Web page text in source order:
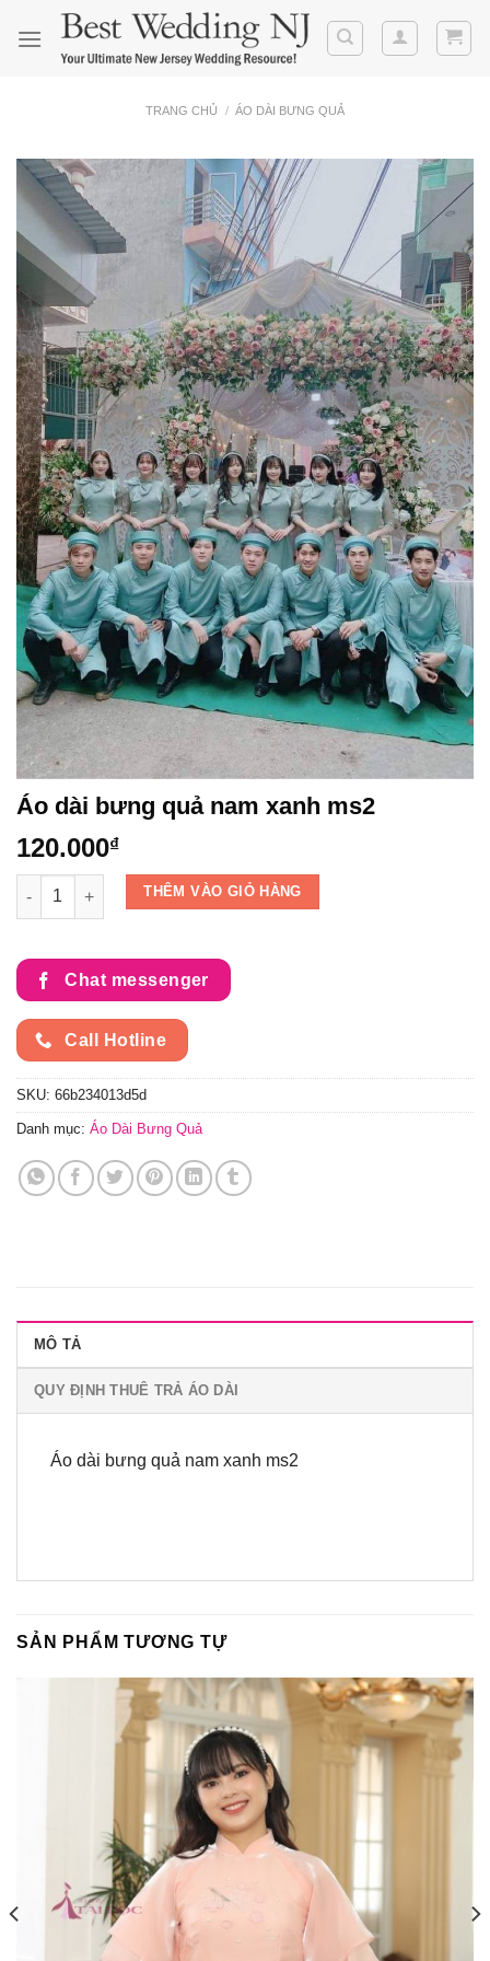
TRANG CHỦ / ÁO DÀI BƯNG QUẢ
Áo dài bưng quả nam xanh ms2
120.000₫
Áo dài bưng quả nam xanh ms2 số lượng
THÊM VÀO GIỎ HÀNG
Chat messenger
Call Hotline
SKU: 66b234013d5d
Danh mục: Áo Dài Bưng Quả
MÔ TẢ
QUY ĐỊNH THUÊ TRẢ ÁO DÀI
Áo dài bưng quả nam xanh ms2
SẢN PHẨM TƯƠNG TỰ